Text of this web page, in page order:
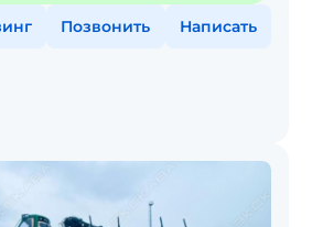
Позвонить Написать